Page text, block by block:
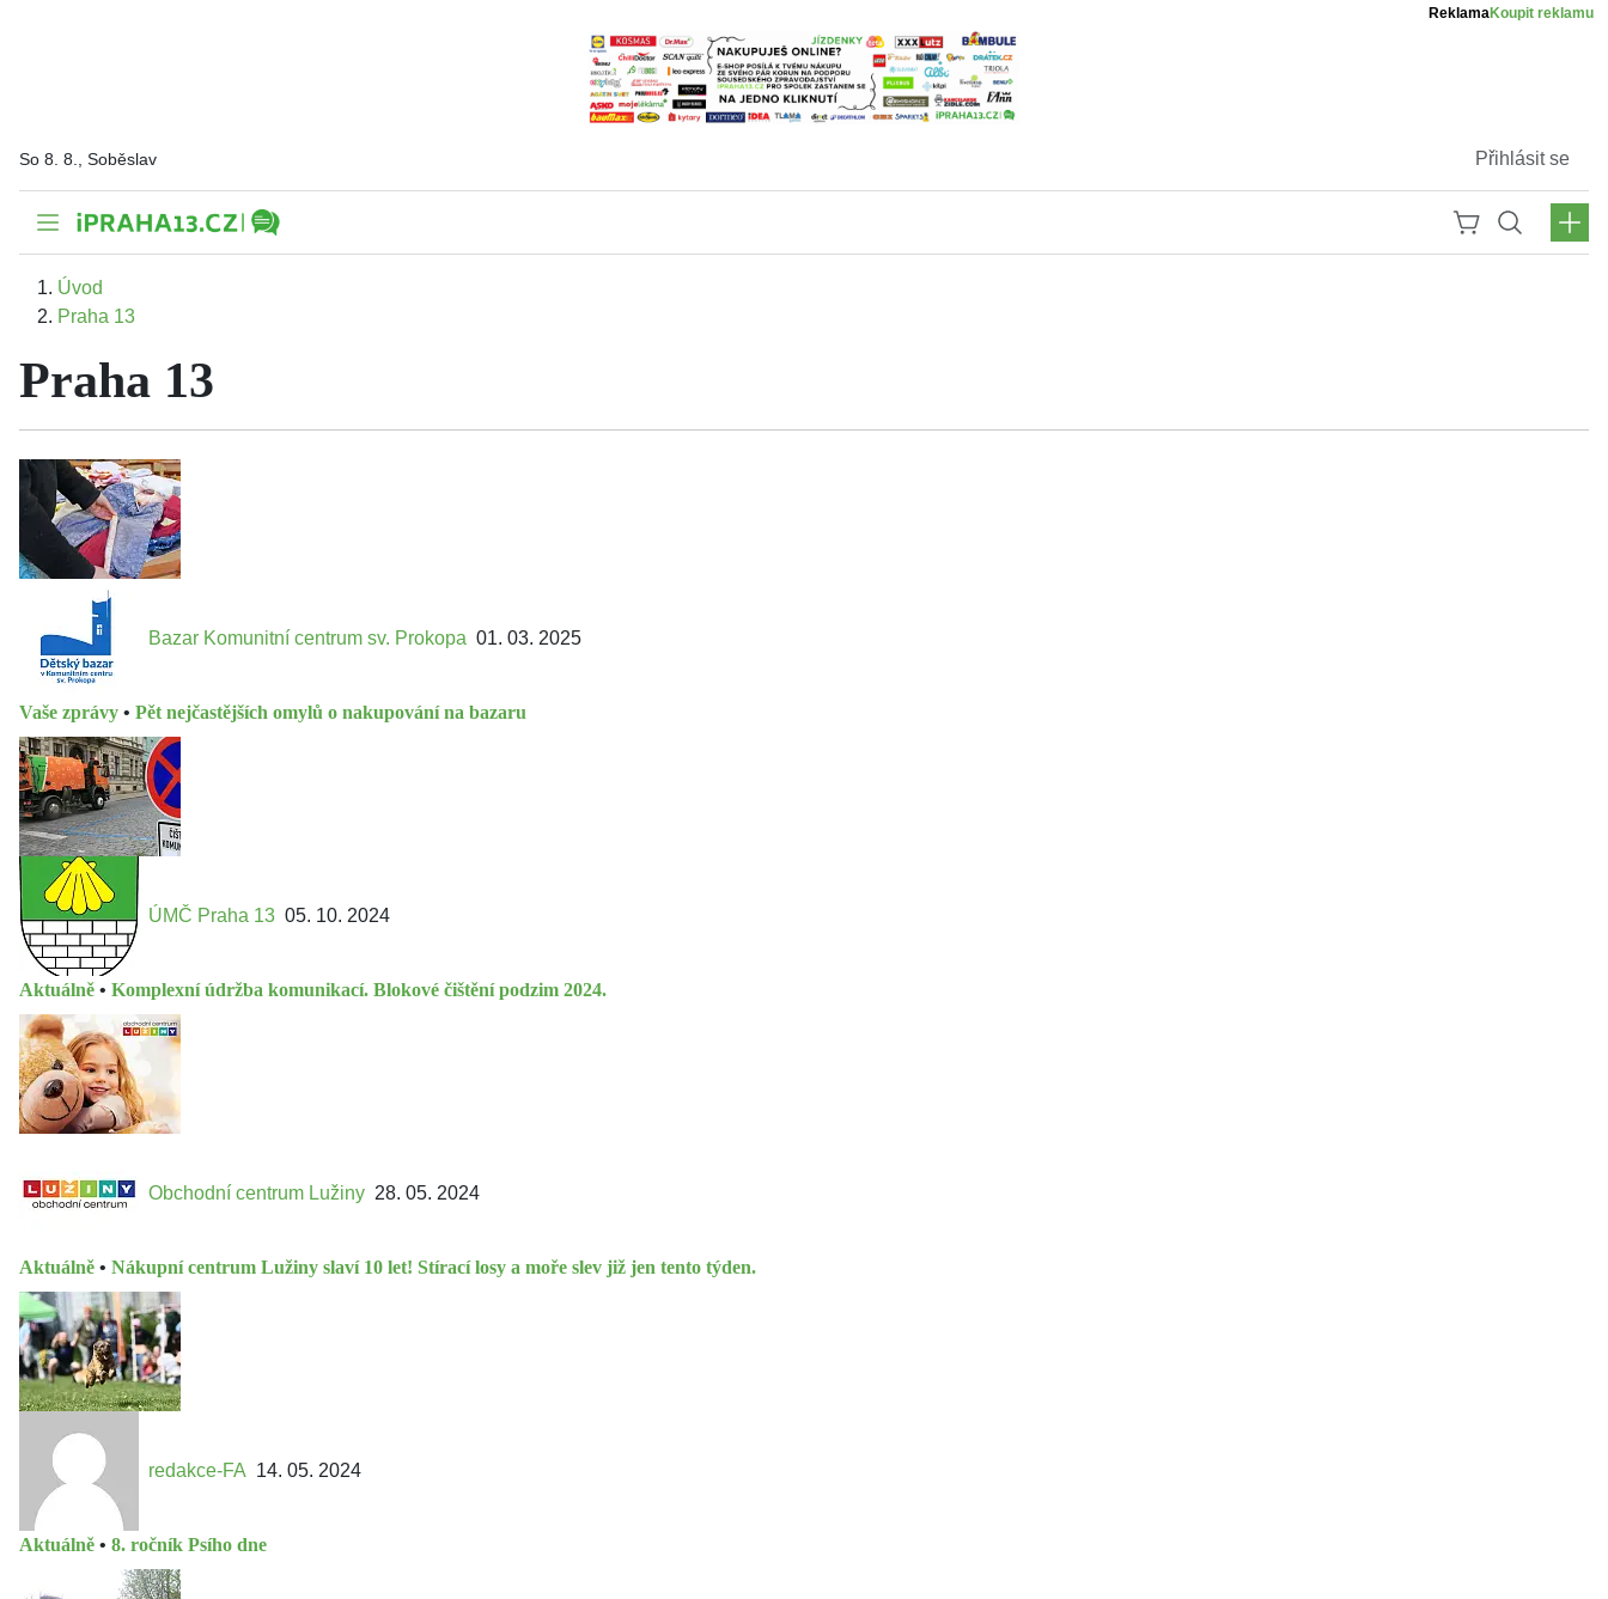
ReklamaKoupit reklamu
So 8. 8., Soběslav Přihlásit se
Úvod
Praha 13
Praha 13
Bazar Komunitní centrum sv. Prokopa 01. 03. 2025
Vaše zprávy • Pět nejčastějších omylů o nakupování na bazaru
ÚMČ Praha 13 05. 10. 2024
Aktuálně • Komplexní údržba komunikací. Blokové čištění podzim 2024.
Obchodní centrum Lužiny 28. 05. 2024
Aktuálně • Nákupní centrum Lužiny slaví 10 let! Stírací losy a moře slev již jen tento týden.
redakce-FA 14. 05. 2024
Aktuálně • 8. ročník Psího dne